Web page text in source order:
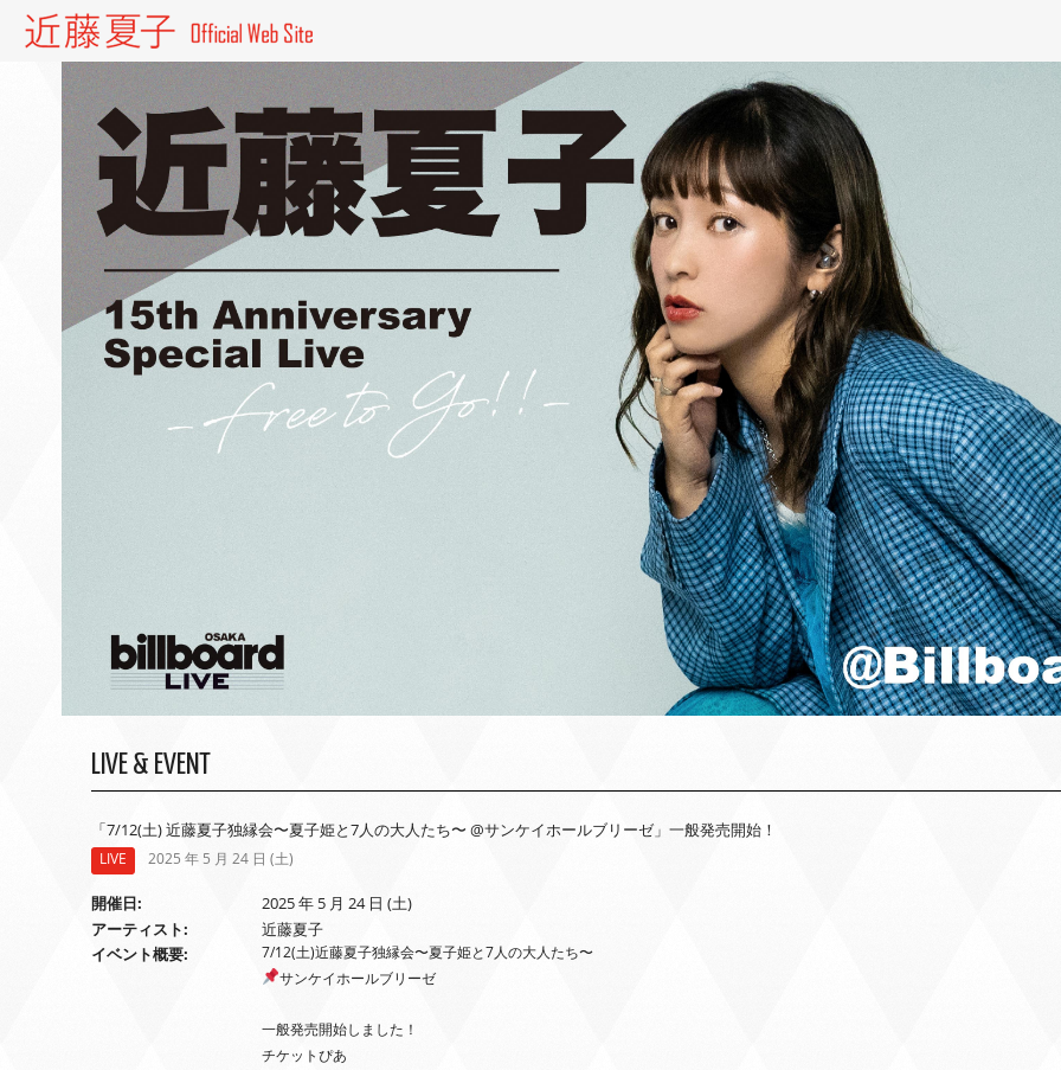
近藤夏子 Official website
LIVE & EVENT
「7/12(土) 近藤夏子独縁会〜夏子姫と7人の大人たち〜 @サンケイホールブリーゼ」一般発売開始！
LIVE 2025 年 5 月 24 日 (土)
開催日
2025 年 5 月 24 日 (土)
アーティスト
近藤夏子
イベント概要
7/12(土)近藤夏子独縁会〜夏子姫と7人の大人たち〜
サンケイホールブリーゼ
一般発売開始しました！
チケットぴあ